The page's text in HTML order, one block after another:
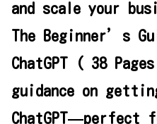
and scale your
The Beginner’s
ChatGPT ( 38
guidance on
ChatGPT—perfect